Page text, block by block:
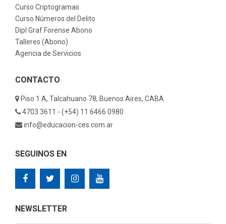
Curso Criptogramas
Curso Números del Delito
Dipl Graf Forense Abono
Talleres (Abono)
Agencia de Servicios
CONTACTO
Piso 1 A, Talcahuano 78, Buenos Aires, CABA
4703 3611 - (+54) 11 6466 0980
info@educacion-ces.com.ar
SEGUINOS EN
NEWSLETTER